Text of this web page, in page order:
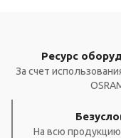
Ресурс
За счет
На всю